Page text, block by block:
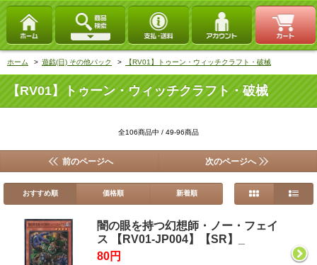
ホーム > 遊戯(日) その他パック > 【RV01】トゥーン・ウィッチクラフト・破械
【RV01】トゥーン・ウィッチクラフト・破械
全106商品中 / 49-96商品
前のページへ 次のページへ
おすすめ順 価格順 新着順
闇の眼を持つ幻想師・ノー・フェイ
ス 【RV01-JP004】【SR】_
80円